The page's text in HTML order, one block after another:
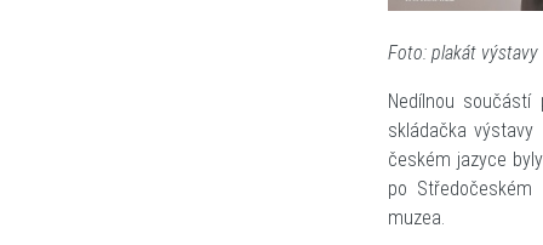
Foto: plakát výstavy
Nedílnou
skládačka
českém jazyce
po
muzea.